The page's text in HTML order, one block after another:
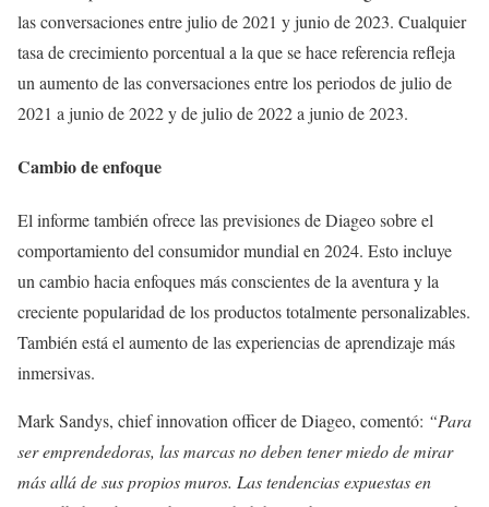
las conversaciones entre julio de 2021 y junio de 2023. Cualquier
tasa de crecimiento porcentual a la que se hace referencia refleja
un aumento de las conversaciones entre los periodos de julio de
2021 a junio de 2022 y de julio de 2022 a junio de 2023.
Cambio de enfoque
El informe también ofrece las previsiones de Diageo sobre el
comportamiento del consumidor mundial en 2024. Esto incluye
un cambio hacia enfoques más conscientes de la aventura y la
creciente popularidad de los productos totalmente personalizables.
También está el aumento de las experiencias de aprendizaje más
inmersivas.
Mark Sandys, chief innovation officer de Diageo, comentó: “Para
ser emprendedoras, las marcas no deben tener miedo de mirar
más allá de sus propios muros. Las tendencias expuestas en